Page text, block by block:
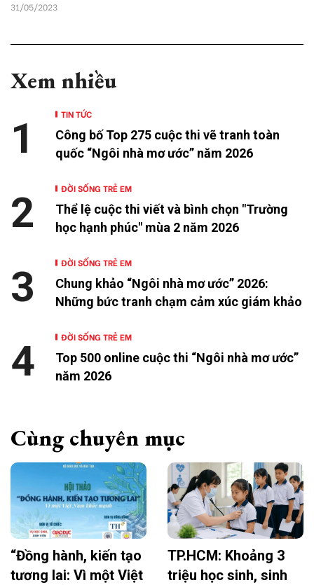
31/05/2023
Xem nhiều
TIN TỨC
Công bố Top 275 cuộc thi vẽ tranh toàn
quốc “Ngôi nhà mơ ước” năm 2026
1
ĐỜI SỐNG TRẺ EM
Thể lệ cuộc thi viết và bình chọn "Trường
học hạnh phúc" mùa 2 năm 2026
2
ĐỜI SỐNG TRẺ EM
Chung khảo “Ngôi nhà mơ ước” 2026:
Những bức tranh chạm cảm xúc giám khảo
3
ĐỜI SỐNG TRẺ EM
Top 500 online cuộc thi “Ngôi nhà mơ ước”
năm 2026
4
Cùng chuyên mục
“Đồng hành, kiến tạo
tương lai: Vì một Việt
TP.HCM: Khoảng 3
triệu học sinh, sinh